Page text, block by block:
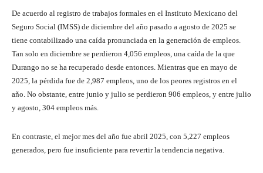
De acuerdo al registro de trabajos formales en el Instituto Mexicano del
Seguro Social (IMSS) de diciembre del año pasado a agosto de 2025 se
tiene contabilizado una caída pronunciada en la generación de empleos.
Tan solo en diciembre se perdieron 4,056 empleos, una caída de la que
Durango no se ha recuperado desde entonces. Mientras que en mayo de
2025, la pérdida fue de 2,987 empleos, uno de los peores registros en el
año. No obstante, entre junio y julio se perdieron 906 empleos, y entre julio
y agosto, 304 empleos más.
En contraste, el mejor mes del año fue abril 2025, con 5,227 empleos
generados, pero fue insuficiente para revertir la tendencia negativa.